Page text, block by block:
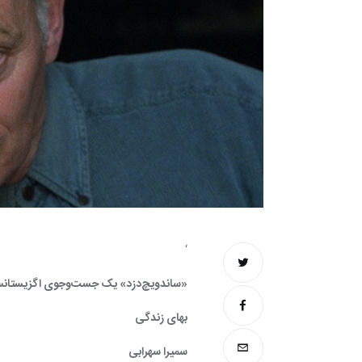
‘
«ساندویچ‌دزد» یک جست‌وجوی اگزیستانسیالیستی واقعی است که میلان کوندرا آن را «مدرنیته‌ی رمان» می
بهای زندگی
سمیرا سهرابی